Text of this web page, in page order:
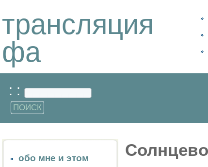
трансляция
фа
: :
обо мне и этом